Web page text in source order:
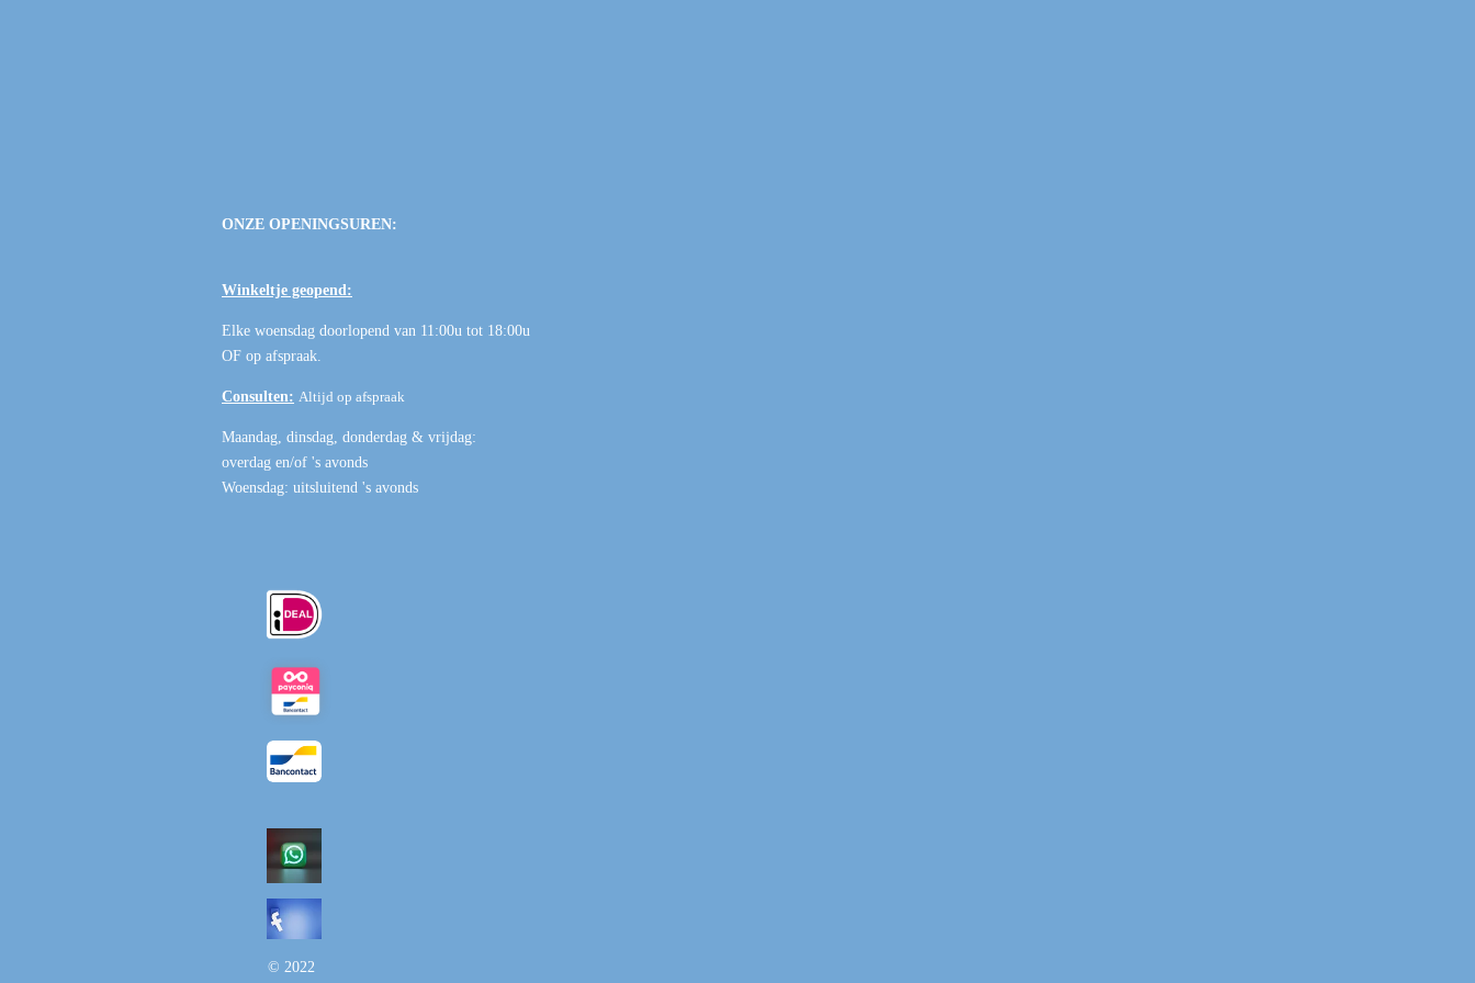
ONZE OPENINGSUREN:
Winkeltje geopend:
Elke woensdag doorlopend van 11:00u tot 18:00u
OF op afspraak.
Consulten: Altijd op afspraak
Maandag, dinsdag, donderdag & vrijdag:
overdag en/of 's avonds
Woensdag: uitsluitend 's avonds
© 2022